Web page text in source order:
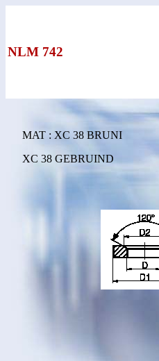
NLM 742
MAT : XC 38 BRUNI
XC 38 GEBRUIND